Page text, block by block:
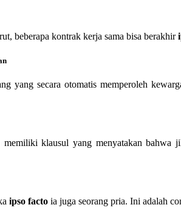
beberapa kontrak kerja sama bisa berakhir
yang secara otomatis memperoleh
klausul yang menyatakan
ipso facto ia juga seorang pria. Ini adalah